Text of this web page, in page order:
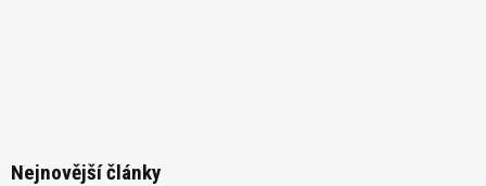
Nejnovější články